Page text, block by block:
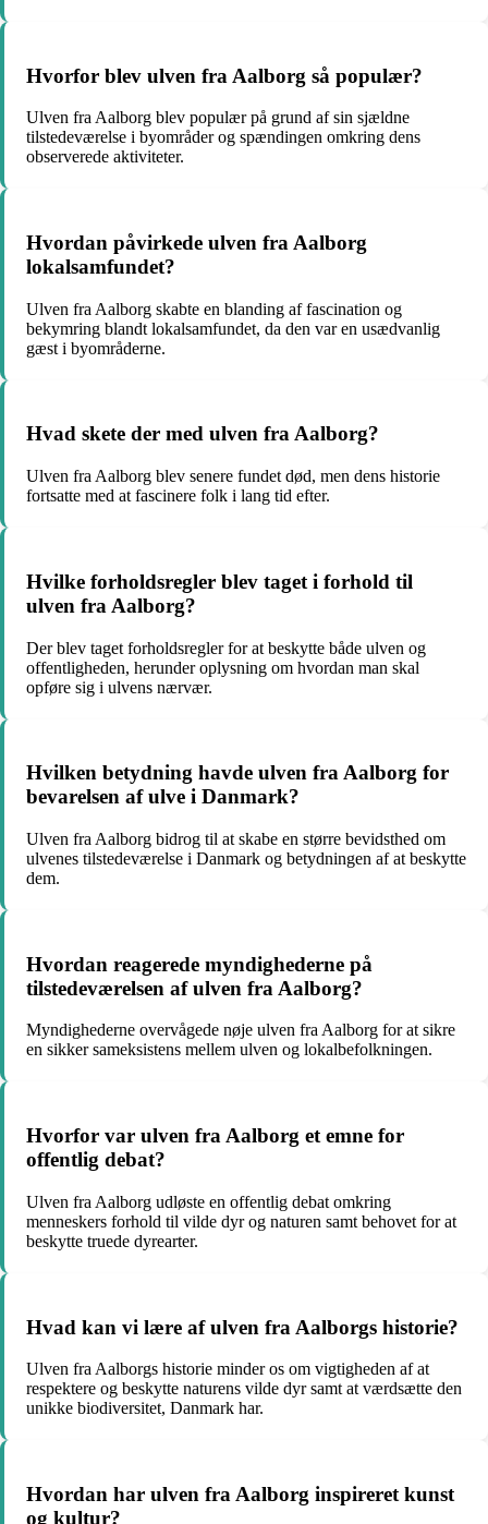
Hvorfor blev ulven fra Aalborg så populær?
Ulven fra Aalborg blev populær på grund af sin sjældne
tilstedeværelse i byområder og spændingen omkring dens
observerede aktiviteter.
Hvordan påvirkede ulven fra Aalborg
lokalsamfundet?
Ulven fra Aalborg skabte en blanding af fascination og
bekymring blandt lokalsamfundet, da den var en usædvanlig
gæst i byområderne.
Hvad skete der med ulven fra Aalborg?
Ulven fra Aalborg blev senere fundet død, men dens historie
fortsatte med at fascinere folk i lang tid efter.
Hvilke forholdsregler blev taget i forhold til
ulven fra Aalborg?
Der blev taget forholdsregler for at beskytte både ulven og
offentligheden, herunder oplysning om hvordan man skal
opføre sig i ulvens nærvær.
Hvilken betydning havde ulven fra Aalborg for
bevarelsen af ulve i Danmark?
Ulven fra Aalborg bidrog til at skabe en større bevidsthed om
ulvenes tilstedeværelse i Danmark og betydningen af at beskytte
dem.
Hvordan reagerede myndighederne på
tilstedeværelsen af ulven fra Aalborg?
Myndighederne overvågede nøje ulven fra Aalborg for at sikre
en sikker sameksistens mellem ulven og lokalbefolkningen.
Hvorfor var ulven fra Aalborg et emne for
offentlig debat?
Ulven fra Aalborg udløste en offentlig debat omkring
menneskers forhold til vilde dyr og naturen samt behovet for at
beskytte truede dyrearter.
Hvad kan vi lære af ulven fra Aalborgs historie?
Ulven fra Aalborgs historie minder os om vigtigheden af at
respektere og beskytte naturens vilde dyr samt at værdsætte den
unikke biodiversitet, Danmark har.
Hvordan har ulven fra Aalborg inspireret kunst
og kultur?